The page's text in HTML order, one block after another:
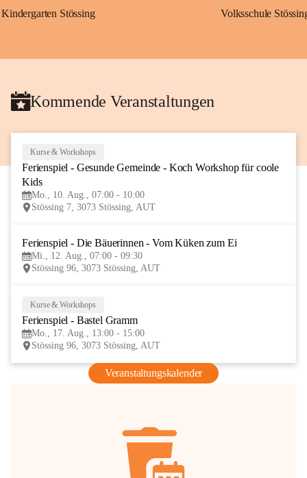
Kindergarten Stössing Volksschule
Kommende Veranstaltungen
AUG
Kurse & Workshops
Ferienspiel - Gesunde Gemeinde - Koch Workshop für coole
Kids
Mo., 10. Aug., 07:00 - 10:00
Stössing 7, 3073 Stössing, AUT
Ferienspiel - Die Bäuerinnen - Vom Küken zum Ei
Mi., 12. Aug., 07:00 - 09:30
Stössing 96, 3073 Stössing, AUT
Kurse & Workshops
Ferienspiel - Bastel Gramm
Mo., 17. Aug., 13:00 - 15:00
Stössing 96, 3073 Stössing, AUT
Veranstaltungskalender